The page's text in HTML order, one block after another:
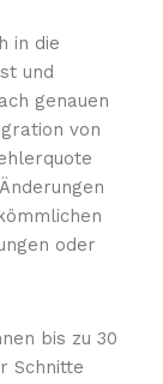
in die
und
genauen
von
oder
bis zu 30
Schnitte